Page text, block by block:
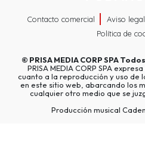
Contacto comercial Aviso legal
Política de
© PRISA MEDIA CORP SPA
PRISA MEDIA CORP SPA
cuanto a la reproducción y uso de
en este sitio web, abarcando los
cualquier otro medio que se
Producción musical